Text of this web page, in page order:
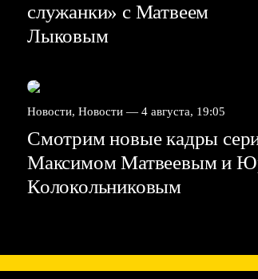
служанки» с Матвеем
Лыковым
Новости, Новости — 4 августа, 19:05
Смотрим новые кадры
Максимом Матвеевым и
Колокольниковым